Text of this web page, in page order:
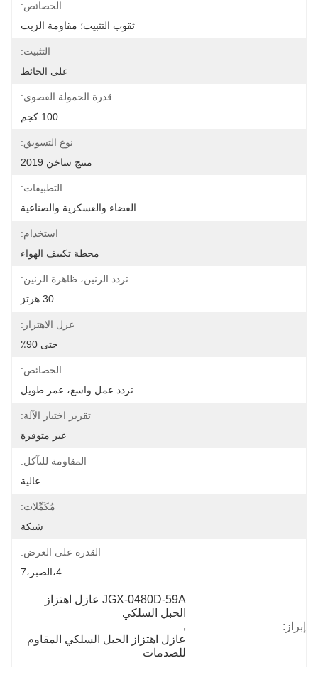
الخصائص:
ثقوب التثبيت؛ مقاومة الزيت
التثبيت:
على الحائط
قدرة الحمولة القصوى:
100 كجم
نوع التسويق:
منتج ساخن 2019
التطبيقات:
الفضاء والعسكرية والصناعية
استخدام:
محطة تكييف الهواء
تردد الرنين، ظاهرة الرنين:
30 هرتز
عزل الاهتزاز:
حتى 90٪
الخصائص:
تردد عمل واسع، عمر طويل
تقرير اختبار الآلة:
غير متوفرة
المقاومة للتآكل:
عالية
مُكَمِّلات:
شبكة
القدرة على العرض:
4،الصبر،7
إبراز:
JGX-0480D-59A عازل اهتزاز
الحبل السلكي
,
عازل اهتزاز الحبل السلكي المقاوم
للصدمات